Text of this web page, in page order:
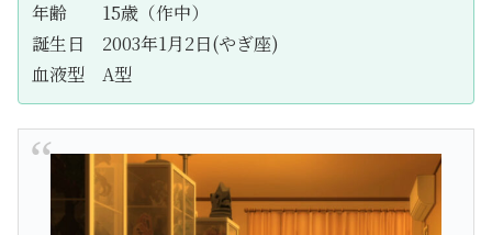
年齢 15歳（作中）
誕生日 2003年1月2日(やぎ座)
血液型 A型